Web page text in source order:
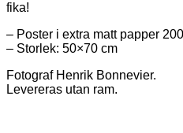
fika!
– Poster i extra matt papper
– Storlek: 50×70 cm
Fotograf Henrik Bonnevier.
Levereras utan ram.